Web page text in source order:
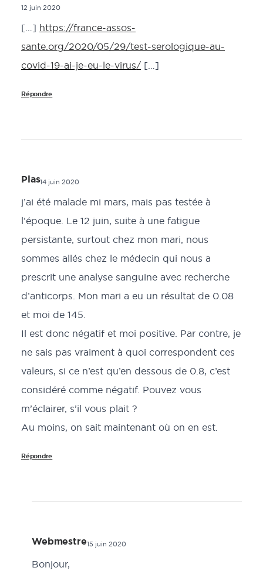
12 juin 2020
[…] https://france-assos-
sante.org/2020/05/29/test-serologique-au-
covid-19-ai-je-eu-le-virus/ […]
Répondre
Plas14 juin 2020
j’ai été malade mi mars, mais pas testée à
l’époque. Le 12 juin, suite à une fatigue
persistante, surtout chez mon mari, nous
sommes allés chez le médecin qui nous a
prescrit une analyse sanguine avec recherche
d’anticorps. Mon mari a eu un résultat de 0.08
et moi de 145.
Il est donc négatif et moi positive. Par contre, je
ne sais pas vraiment à quoi correspondent ces
valeurs, si ce n’est qu’en dessous de 0.8, c’est
considéré comme négatif. Pouvez vous
m’éclairer, s’il vous plait ?
Au moins, on sait maintenant où on en est.
Répondre
Webmestre15 juin 2020
Bonjour,